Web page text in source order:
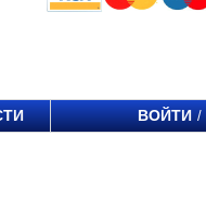
ВОЙТИ /